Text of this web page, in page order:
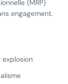
(MRP)
engagement.
explosion